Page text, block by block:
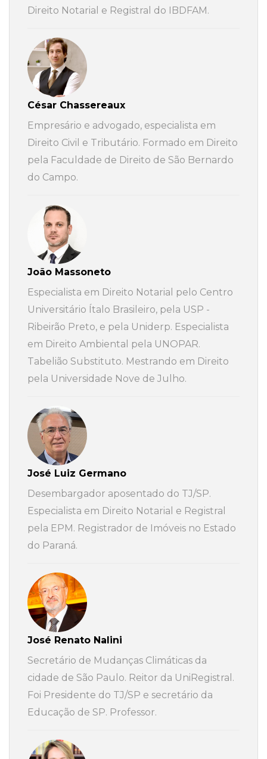
Direito Notarial e Registral do IBDFAM.
César Chassereaux
Empresário e advogado, especialista em
Direito Civil e Tributário. Formado em Direito
pela Faculdade de Direito de São Bernardo
do Campo.
João Massoneto
Especialista em Direito Notarial pelo Centro
Universitário Ítalo Brasileiro, pela USP -
Ribeirão Preto, e pela Uniderp. Especialista
em Direito Ambiental pela UNOPAR.
Tabelião Substituto. Mestrando em Direito
pela Universidade Nove de Julho.
José Luiz Germano
Desembargador aposentado do TJ/SP.
Especialista em Direito Notarial e Registral
pela EPM. Registrador de Imóveis no Estado
do Paraná.
José Renato Nalini
Secretário de Mudanças Climáticas da
cidade de São Paulo. Reitor da UniRegistral.
Foi Presidente do TJ/SP e secretário da
Educação de SP. Professor.